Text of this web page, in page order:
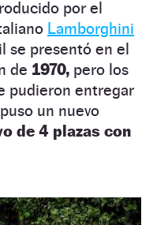
por el
Lamborghini
se presentó en el
de 1970, pero los
pudieron entregar
un nuevo
de 4 plazas con